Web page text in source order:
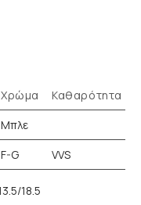
Χρώμα
Καθαρότητα
Μπλε
F-G VVS
18.5